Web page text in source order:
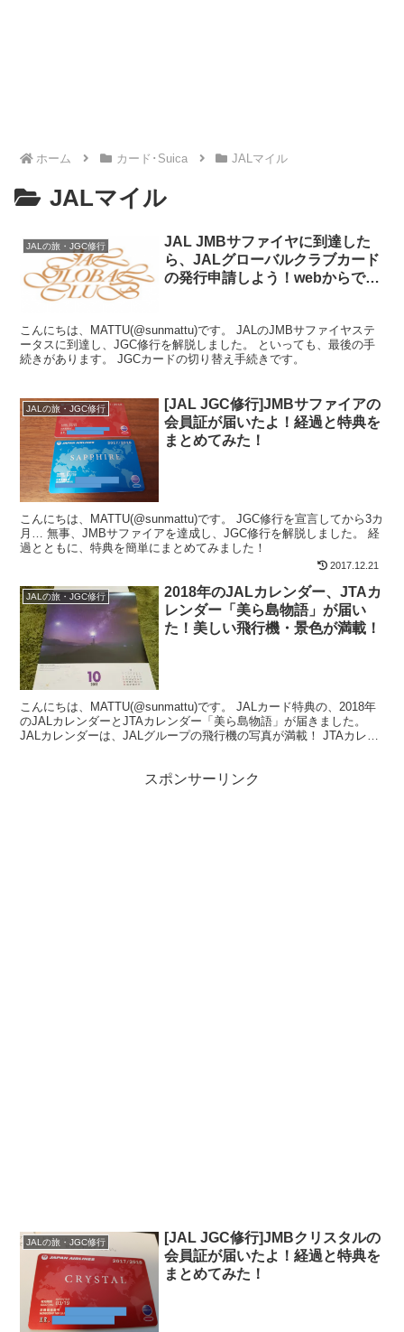
ホーム カード･Suica JALマイル
JALマイル
JALの旅・JGC修行
JAL JMBサファイヤに到達した
ら、JALグローバルクラブカード
の発行申請しよう！webからでき
こんにちは、MATTU(@sunmattu)です。 JALのJMBサファイヤステ
ータスに到達し、JGC修行を解脱しました。 といっても、最後の手
続きがあります。 JGCカードの切り替え手続きです。
JALの旅・JGC修行
[JAL JGC修行]JMBサファイアの
会員証が届いたよ！経過と特典を
まとめてみた！
こんにちは、MATTU(@sunmattu)です。 JGC修行を宣言してから3カ
月… 無事、JMBサファイアを達成し、JGC修行を解脱しました。 経
過とともに、特典を簡単にまとめてみました！
2017.12.21
JALの旅・JGC修行
2018年のJALカレンダー、JTAカ
レンダー「美ら島物語」が届い
た！美しい飛行機・景色が満載！
こんにちは、MATTU(@sunmattu)です。 JALカード特典の、2018年
のJALカレンダーとJTAカレンダー「美ら島物語」が届きました。
JALカレンダーは、JALグループの飛行機の写真が満載！ JTAカレン
スポンサーリンク
JALの旅・JGC修行
[JAL JGC修行]JMBクリスタルの
会員証が届いたよ！経過と特典を
まとめてみた！